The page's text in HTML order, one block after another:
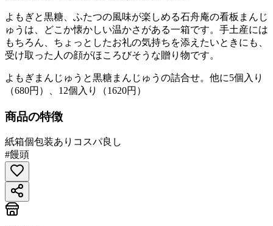
よもぎと黒糖、ふたつの風味が楽しめる石舟庵の看板まんじ
ゅうは、どこか懐かしい温かさがある一箱です。手土産には
もちろん、ちょっとしたお礼の気持ちを添えたいときにも、
受け取った人の顔がほころびそうな贈り物です。
よもぎまんじゅうと黒糖まんじゅうの詰合せ。他に5個入り
（680円）、12個入り（1620円）
商品の特徴
紙箱個包装あり コスパ良し
#饅頭